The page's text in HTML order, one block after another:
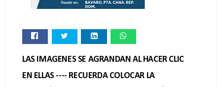
LAS IMAGENES SE AGRANDAN AL HACER CLIC
EN ELLAS ---- RECUERDA COLOCAR LA